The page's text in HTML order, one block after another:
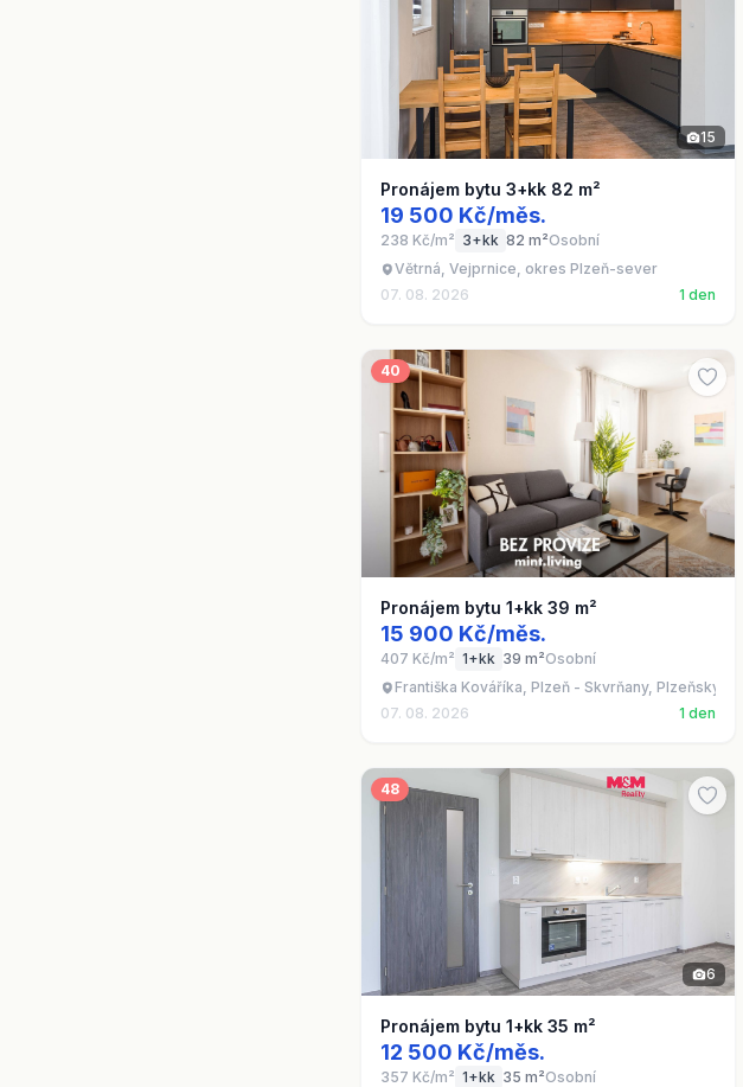
15
Pronájem bytu 3+kk 82 m²
19 500 Kč/měs.
238 Kč/m² 3+kk 82 m²Osobní
Větrná, Vejprnice, okres Plzeň-sever
07. 08. 2026
1 den
40
Pronájem bytu 1+kk 39 m²
15 900 Kč/měs.
407 Kč/m² 1+kk 39 m²Osobní
Františka Kováříka, Plzeň - Skvrňany, Plzeňský kraj
07. 08. 2026
1 den
48
6
Pronájem bytu 1+kk 35 m²
12 500 Kč/měs.
357 Kč/m² 1+kk 35 m²Osobní